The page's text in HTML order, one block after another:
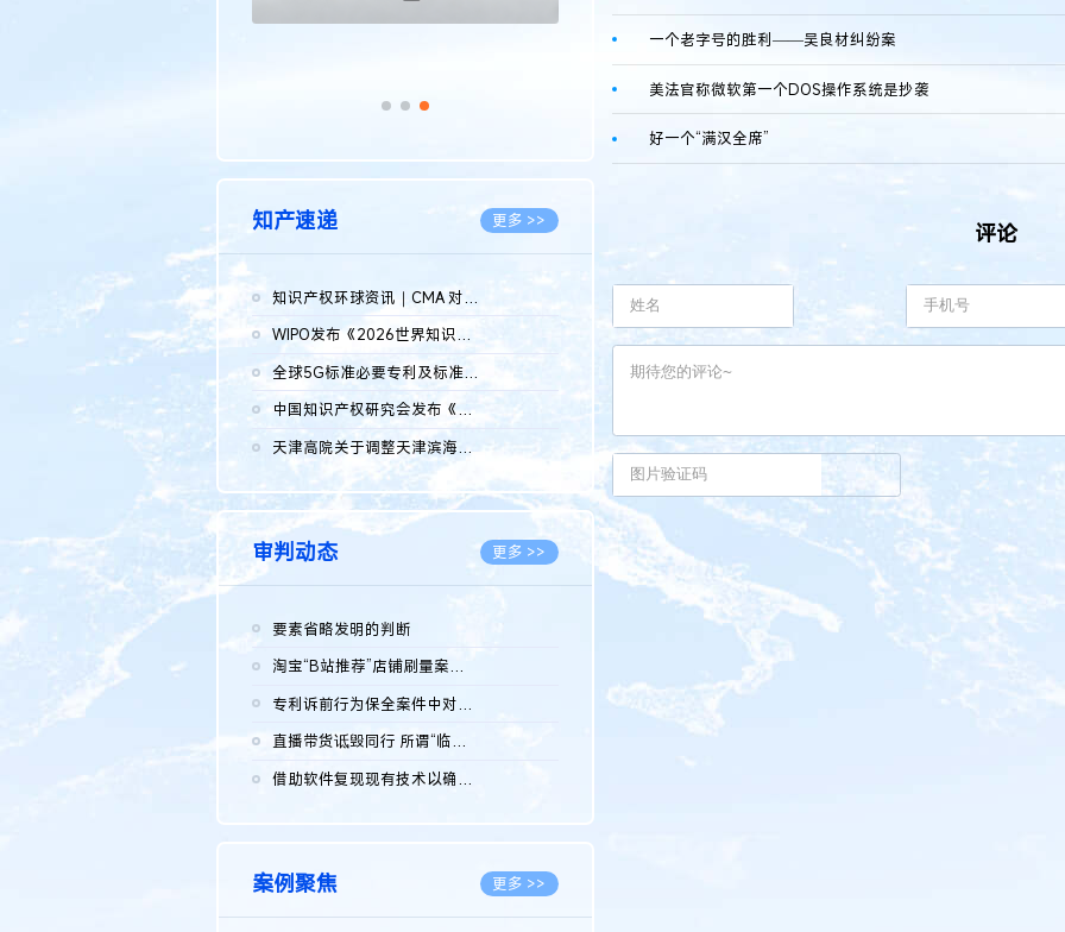
知产速递 更多 >>
知识产权环球资讯｜CMA 对微软发起调查；批量搬运二手平台数据构...
WIPO发布《2026世界知识产权报告》 含报告全文
2026.05.14
全球5G标准必要专利及标准提案研究报告（2026年）全文发布
2026.05.08
中国知识产权研究会发布《2025年度中国企业海外知识产权纠纷调查...
天津高院关于调整天津滨海高新技术产业开发区华苑科技园一审普通...
审判动态 更多 >>
要素省略发明的判断
淘宝“B站推荐”店铺刷量案维持原判，两被告连带赔偿150万元
专利诉前行为保全案件中对仿制药申请人曾作出三类声明的考量及违...
直播带货诋毁同行 所谓“临场发挥”不免责
借助软件复现现有技术以确认相关参数特征是否被公开
案例聚焦 更多 >>
一个老字号的胜利——吴良材纠纷案
美法官称微软第一个DOS操作系统是抄袭
好一个“满汉全席”
评论